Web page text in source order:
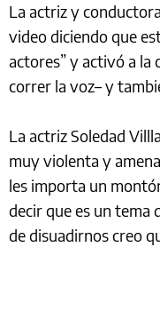
La actriz y
video diciendo que
actores” y activó a la
correr la voz– y
La actriz Soledad
muy violenta y
les importa un
decir que es un tema
de disuadirnos creo